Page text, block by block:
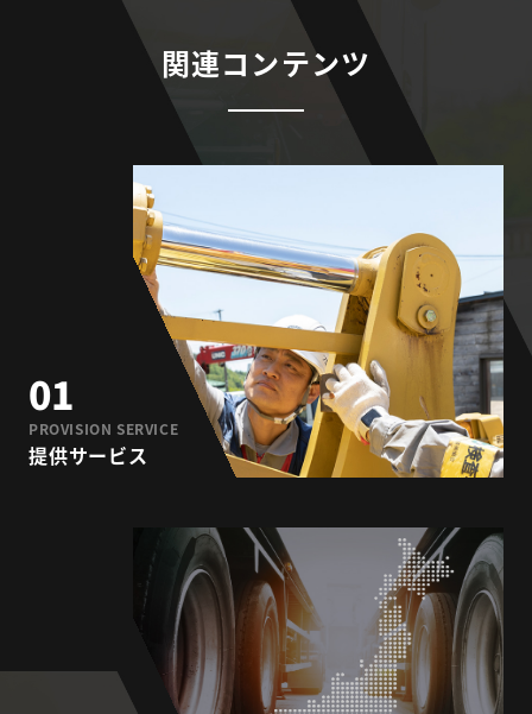
関連コンテンツ
01
PROVISION SERVICE
提供サービス